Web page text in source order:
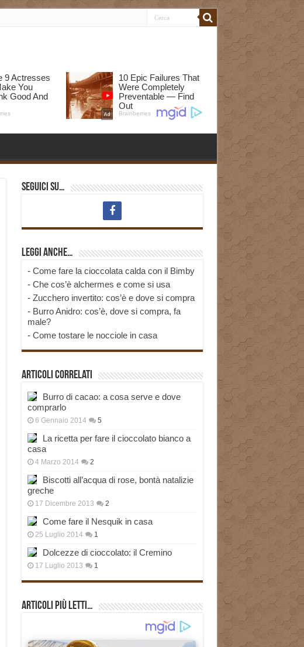
Seguici su…
Leggi anche…
- Come fare la cioccolata calda con il Bimby
- Che cos’è alchermes e come si usa
- Zucchero invertito: cos’è e dove si compra
- Burro Anidro: cos’è, dove si compra, fa
male?
- Come tostare le nocciole in casa
Articoli correlati
Burro di cacao: a cosa serve e dove
comprarlo
6 Gennaio 2014 5
La ricetta per fare il cioccolato bianco a
casa
4 Marzo 2014 2
Biscotti all’acqua di rose, bontà natalizie
greche
17 Dicembre 2013 2
Come fare il Nesquik in casa
25 Luglio 2014 1
Dolcezze di cioccolato: il Cremino
17 Luglio 2013 1
Articoli più Letti…